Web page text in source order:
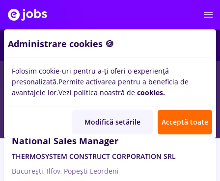
loc de muncacu salarii arabesque
National Sales Manager
THERMOSYSTEM CONSTRUCT CORPORATION SRL
București, Ilfov, Popești Leordeni
Administrare cookies 🍪
Folosim cookie-uri pentru a-ți oferi o experiență
presonalizată.Permite activarea pentru a beneficia de
avantajele lor.Vezi politica noastră de cookies.
Modifică setările Acceptă toate